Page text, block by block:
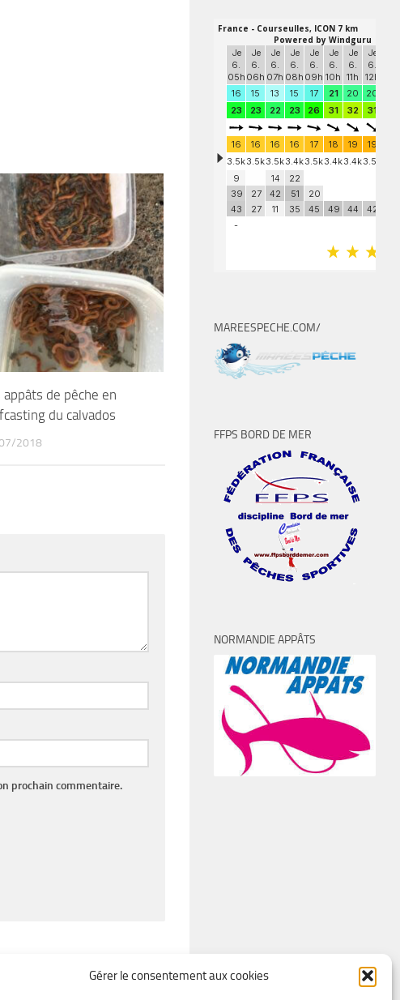
Gérer le consentement aux cookies
appâts de pêche en
du calvados
2018
prochain commentaire.
MAREESPECHE.COM/
FFPS BORD DE MER
NORMANDIE APPÂTS